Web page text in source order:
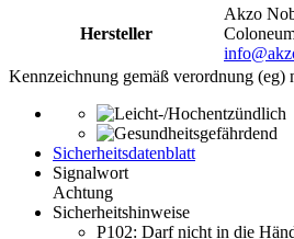
Hersteller
Akzo
Kennzeichnung gemäß verordnung (eg)
Sicherheitsdatenblatt
Signalwort
Achtung
Sicherheitshinweise
P102: Darf nicht in die